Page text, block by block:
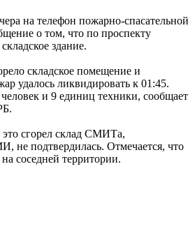
на телефон пожарно-спасательной
о том, что по проспекту
здание.
складское помещение и
удалось ликвидировать к 01:45.
и 9 единиц техники, сообщает
сгорел склад СМИТа,
не подтвердилась. Отмечается, что
соседней территории.